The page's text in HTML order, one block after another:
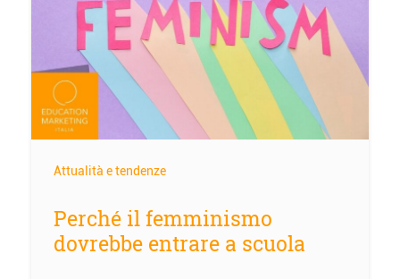
Attualità e tendenze
Perché il femminismo
dovrebbe entrare a scuola